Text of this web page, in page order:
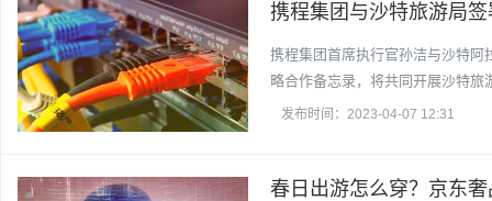
携程集团与沙特旅游局
携程集团首席执行官孙洁与沙特阿
略合作备忘录，将共同开展沙特
发布时间：2023-04-07 12:31
春日出游怎么穿？京东